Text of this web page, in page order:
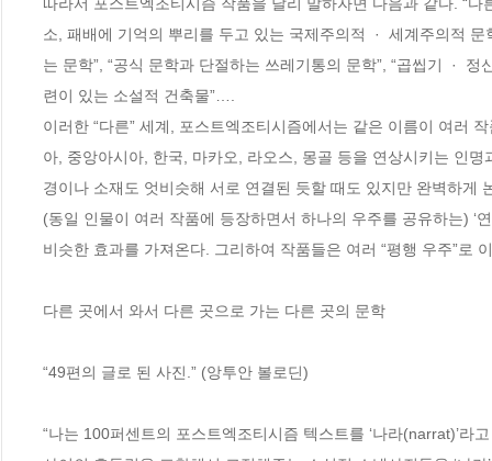
소, 패배에 기억의 뿌리를 두고 있는 국제주의적  ·  세계주의적
는 문학”, “공식 문학과 단절하는 쓰레기통의 문학”, “곱씹기  ·
련이 있는 소설적 건축물”….
이러한 “다른” 세계, 포스트엑조티시즘에서는 같은 이름이 여러
아, 중앙아시아, 한국, 마카오, 라오스, 몽골 등을 연상시키는 인
경이나 소재도 엇비슷해 서로 연결된 듯할 때도 있지만 완벽하게
(동일 인물이 여러 작품에 등장하면서 하나의 우주를 공유하는) ‘
비슷한 효과를 가져온다. 그리하여 작품들은 여러 “평행 우주”로
다른 곳에서 와서 다른 곳으로 가는 다른 곳의 문학
“49편의 글로 된 사진.” (앙투안 볼로딘)
“나는 100퍼센트의 포스트엑조티시즘 텍스트를 ‘나라(narrat)’